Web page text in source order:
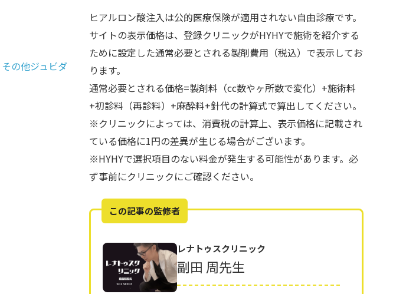
その他ジュビダ
ヒアルロン酸注入は公的医療保険が適用されない自由診療です。
サイトの表示価格は、登録クリニックがHYHYで施術を紹介する
ために設定した通常必要とされる製剤費用（税込）で表示してお
ります。
通常必要とされる価格=製剤料（cc数やヶ所数で変化）+施術料
+初診料（再診料）+麻酔料+針代の計算式で算出してください。
※クリニックによっては、消費税の計算上、表示価格に記載され
ている価格に1円の差異が生じる場合がございます。
※HYHYで選択項目のない料金が発生する可能性があります。必
ず事前にクリニックにご確認ください。
この記事の監修者
レナトゥスクリニック
副田 周先生